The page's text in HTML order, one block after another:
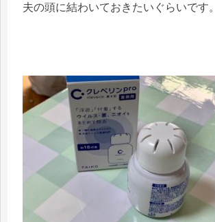
夫の頭に結わいておきたいぐらいです。